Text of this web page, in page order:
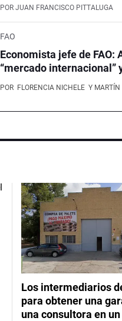
POR JUAN FRANCISCO PITTALUGA
FAO
Economista jefe de FAO:
“mercado internacional”
POR FLORENCIA NICHELE Y MARTÍN
Los intermediarios
para obtener una
una consultora en un